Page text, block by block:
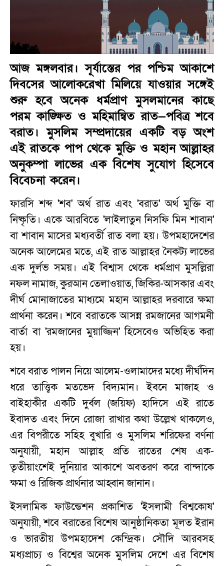
আজ মঙ্গলবার। সূর্যাস্তের পর পশ্চিম আকাশে
দিবসের আলোকরেখা মিলিয়ে যাওয়ার সঙ্গেই
শুরু হবে অনেক ধর্মপ্রাণ মুসলমানের কাছে
পরম কাঙ্ক্ষিত ও মহিমান্বিত রাত—পবিত্র শবে
বরাত। মুসলিম সম্প্রদায়ের একটি বড় অংশ
এই রাতকে পাপ থেকে মুক্তি ও মহান আল্লাহর
অনুকম্পা লাভের এক বিশেষ সুযোগ হিসেবে
বিবেচনা করেন।
ফারসি শব্দ 'শব' অর্থ রাত এবং 'বরাত' অর্থ মুক্তি বা
নিষ্কৃতি। একে আরবিতে 'লাইলাতুন নিসফি মিন শাবান'
বা শাবান মাসের মধ্যবর্তী রাত বলা হয়। উপমহাদেশের
অনেক আলেমের মতে, এই রাত আল্লাহর নৈকট্য লাভের
এক দুর্লভ সময়। এই বিশ্বাস থেকে ধর্মপ্রাণ মুসল্লিরা
নফল নামাজ, কুরআন তেলাওয়াত, জিকির-আসকার এবং
দীর্ঘ মোনাজাতের মাধ্যমে মহান আল্লাহর দরবারে ক্ষমা
প্রার্থনা করেন। শবে বরাতকে আসন্ন রমজানের আগমনী
বার্তা বা 'রমজানের মুয়াজ্জিন' হিসেবেও অভিহিত করা
হয়।
শবে বরাত পালন নিয়ে আলেম-ওলামাদের মধ্যে দীর্ঘদিন
ধরে তাত্ত্বিক মতভেদ বিদ্যমান। ইবনে মাজাহ ও
বাইহাকীর একটি দুর্বল (জয়িফ) হাদিসে এই রাতে
ইবাদত এবং দিনে রোজা রাখার কথা উল্লেখ থাকলেও,
এর বিপরীতে সহিহ বুখারি ও মুসলিম শরিফের বর্ণনা
অনুযায়ী, মহান আল্লাহ প্রতি রাতের শেষ এক-
তৃতীয়াংশেই দুনিয়ার আকাশে অবতরণ করে বান্দাকে
ক্ষমা ও রিজিক প্রার্থনার আহ্বান জানান।
ইসলামিক ফাউন্ডেশন প্রকাশিত 'ইসলামী বিশ্বকোষ'
অনুযায়ী, শবে বরাতের বিশেষ আনুষ্ঠানিকতা মূলত ইরান
ও ভারতীয় উপমহাদেশ কেন্দ্রিক। সৌদি আরবসহ
মধ্যপ্রাচ্য ও বিশ্বের অনেক মুসলিম দেশে এর বিশেষ